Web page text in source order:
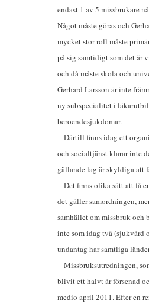
endast 1 av 5 missbrukare
Något måste göras och
mycket stor roll måste
på sig samtidigt som det är
och då måste skola och
Gerhard Larsson är inte
ny subspecialitet i
beroendesjukdomar.
Därtill finns idag ett
och socialtjänst klarar inte
gällande lag är skyldiga att
Det finns olika sätt att få
det gäller samordningen,
samhället om missbruk och
inte som idag två (sjukvård
undantag har samtliga
Missbruksutredningen,
blivit ett halvt år försenad
medio april 2011. Efter en